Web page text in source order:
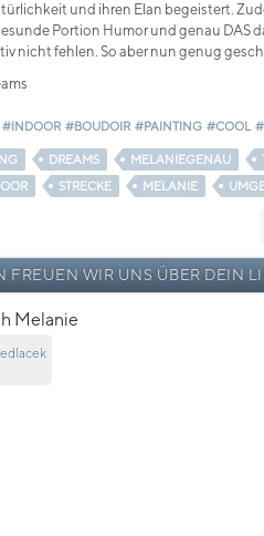
und ihren Elan begeistert.
Portion Humor und genau DAS
nicht fehlen. So aber nun genug
#INDOOR #BOUDOIR #PAINTING #COOL
DREAMS MELANIEGENAU
STRECKE MELANIE
FREUEN WIR UNS ÜBER DEIN
Melanie